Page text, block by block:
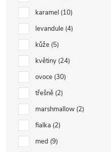
karamel 10
levandule 4
kůže 5
květiny 24
ovoce 30
třešně 2
marshmallow 2
fialka 2
med 9